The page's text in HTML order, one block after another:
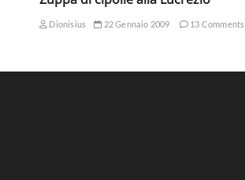
Dionisius 22 Gennaio 2009 13 Comments